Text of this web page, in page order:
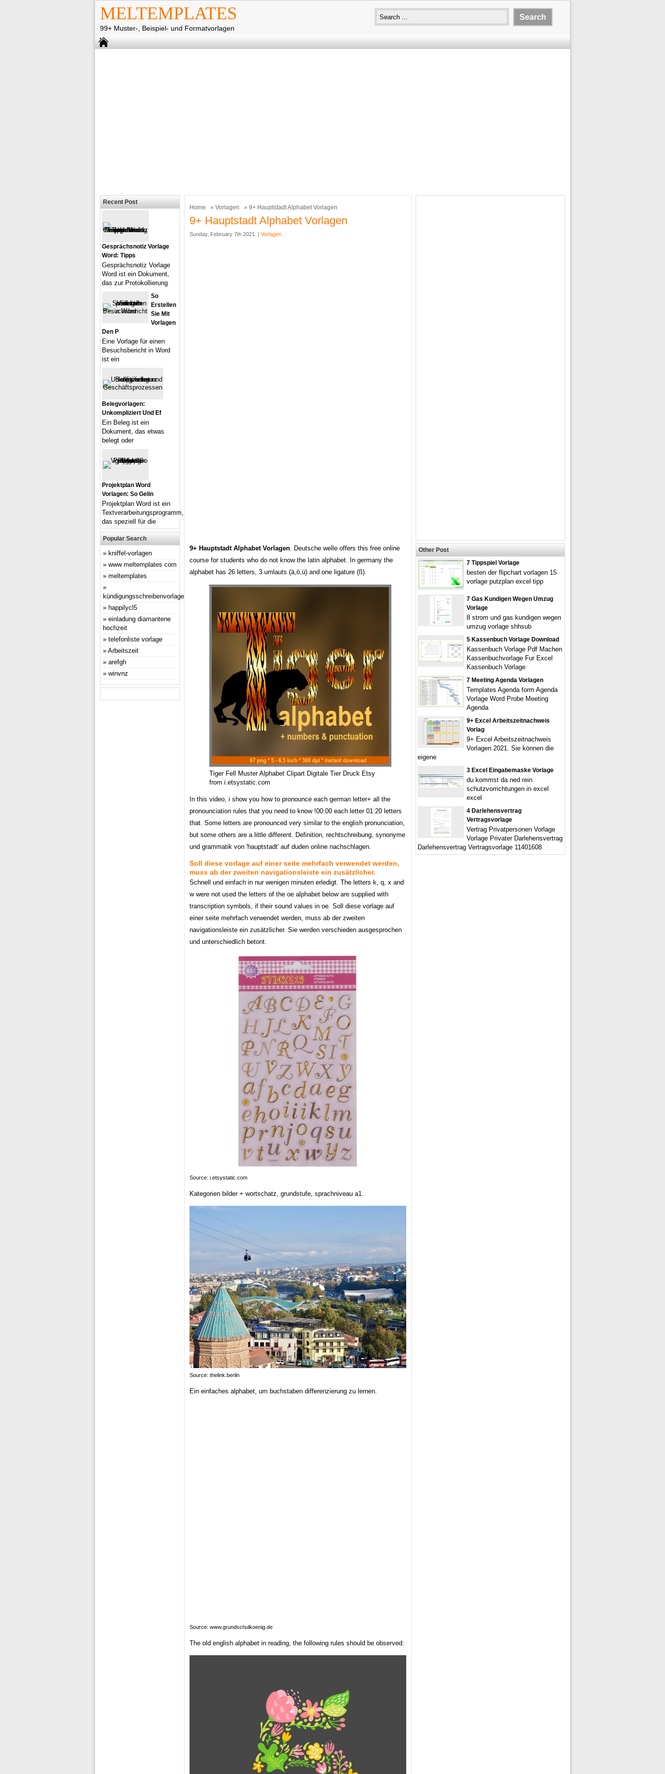
MELTEMPLATES
99+ Muster-, Beispiel- und Formatvorlagen
Home » Vorlagen » 9+ Hauptstadt Alphabet Vorlagen
9+ Hauptstadt Alphabet Vorlagen
Sunday, February 7th 2021. | Vorlagen
9+ Hauptstadt Alphabet Vorlagen. Deutsche welle offers this free online
course for students who do not know the latin alphabet. In germany the
alphabet has 26 letters, 3 umlauts (ä,ö,ü) and one ligature (ß).
Tiger Fell Muster Alphabet Clipart Digitale Tier Druck Etsy
from i.etsystatic.com
In this video, i show you how to pronounce each german letter+ all the
pronounciation rules that you need to know !00:00 each letter 01:20 letters
that. Some letters are pronounced very similar to the english pronunciation,
but some others are a little different. Definition, rechtschreibung, synonyme
und grammatik von 'hauptstadt' auf duden online nachschlagen.
Soll diese vorlage auf einer seite mehrfach verwendet werden,
muss ab der zweiten navigationsleiste ein zusätzlicher.
Schnell und einfach in nur wenigen minuten erledigt. The letters k, q, x and
w were not used the letters of the oe alphabet below are supplied with
transcription symbols, if their sound values in oe. Soll diese vorlage auf
einer seite mehrfach verwendet werden, muss ab der zweiten
navigationsleiste ein zusätzlicher. Sie werden verschieden ausgesprochen
und unterschiedlich betont.
Source: i.etsystatic.com
Kategorien bilder + wortschatz, grundstufe, sprachniveau a1.
Source: thelink.berlin
Ein einfaches alphabet, um buchstaben differenzierung zu lernen.
Source: www.grundschulkoenig.de
The old english alphabet in reading, the following rules should be observed:
Recent Post
Gesprächsnotiz Vorlage
Word: Tipps
Gesprächsnotiz Vorlage
Word ist ein Dokument,
das zur Protokollierung
So
Erstellen
Sie Mit
Vorlagen
Den P
Eine Vorlage für einen
Besuchsbericht in Word
ist ein
Belegvorlagen:
Unkompliziert Und Ef
Ein Beleg ist ein
Dokument, das etwas
belegt oder
Projektplan Word
Vorlagen: So Gelin
Projektplan Word ist ein
Textverarbeitungsprogramm,
das speziell für die
Popular Search
kniffel-vorlagen
www meltemplates com
meltemplates
kündigungsschreibenvorlage
happilycl5
einladung diamantene
hochzeit
telefonliste vorlage
Arbeitszeit
arefgh
winvnz
Other Post
7 Tippspiel Vorlage
besten der flipchart vorlagen 15
vorlage putzplan excel tipp
7 Gas Kundigen Wegen Umzug
Vorlage
8 strom und gas kundigen wegen
umzug vorlage shhsub
5 Kassenbuch Vorlage Download
Kassenbuch Vorlage Pdf Machen
Kassenbuchvorlage Fur Excel
Kassenbuch Vorlage
7 Meeting Agenda Vorlagen
Templates Agenda form Agenda
Vorlage Word Probe Meeting
Agenda
9+ Excel Arbeitszeitnachweis
Vorlag
9+ Excel Arbeitszeitnachweis
Vorlagen 2021. Sie können die
eigene
3 Excel Eingabemaske Vorlage
du kommst da ned rein
schutzvorrichtungen in excel
excel
4 Darlehensvertrag
Vertragsvorlage
Vertrag Privatpersonen Vorlage
Vorlage Privater Darlehensvertrag
Darlehensvertrag Vertragsvorlage 11401608